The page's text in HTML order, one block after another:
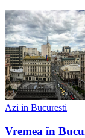
Azi in Bucuresti
Vremea în